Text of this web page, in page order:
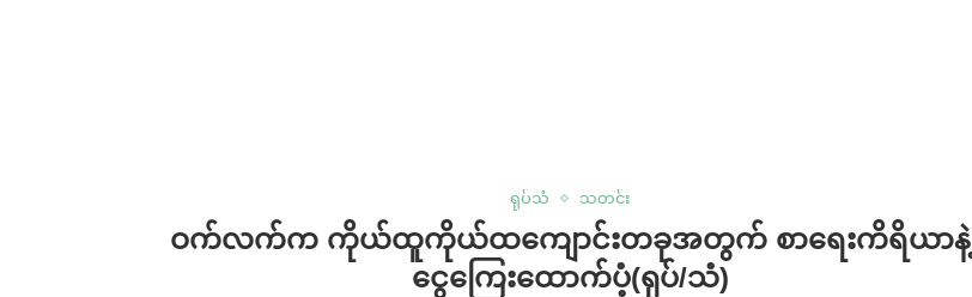
ရုပ်သံ သတင်း
ဝက်လက်က ကိုယ်ထူကိုယ်ထကျောင်းတခုအတွက် စာရေးကိရိယာနဲ့
ငွေကြေးထောက်ပံ့(ရုပ်/သံ)